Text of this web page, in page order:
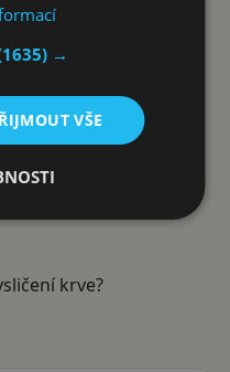
krve?
→
VŠE